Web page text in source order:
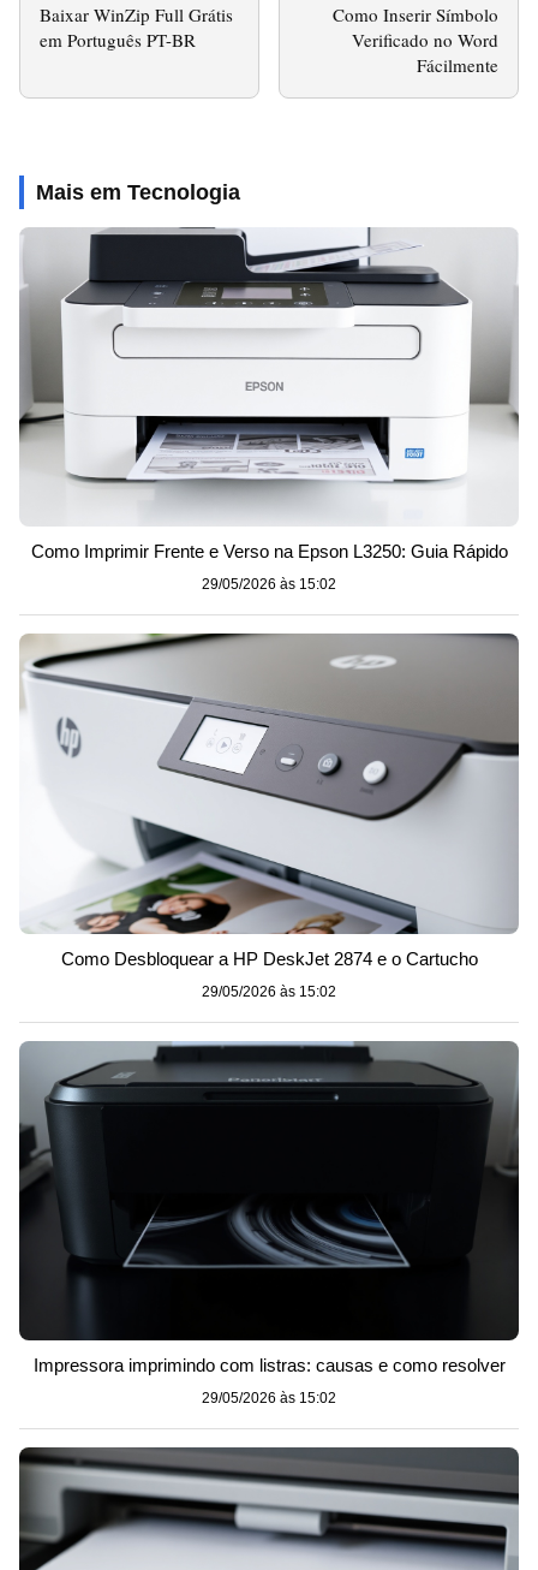
Baixar WinZip Full Grátis
em Português PT-BR
Como Inserir Símbolo
Verificado no Word
Fácilmente
Mais em Tecnologia
Como Imprimir Frente e Verso na Epson L3250: Guia Rápido
29/05/2026 às 15:02
Como Desbloquear a HP DeskJet 2874 e o Cartucho
29/05/2026 às 15:02
Impressora imprimindo com listras: causas e como resolver
29/05/2026 às 15:02